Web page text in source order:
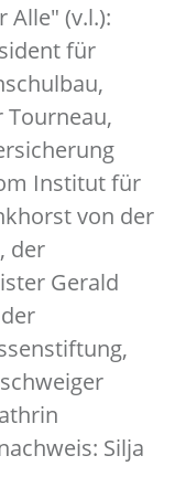
Alle" (v.l.):
für
Institut für
von der
der
Gerald
Silja